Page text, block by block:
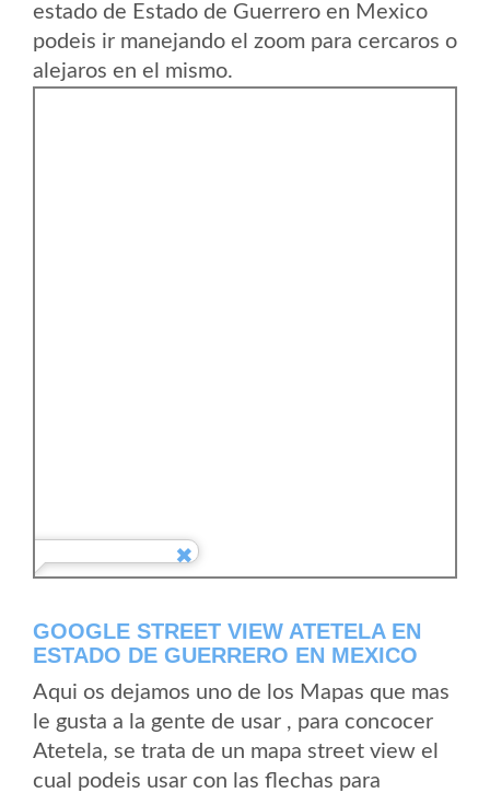
estado de Estado de Guerrero en Mexico
podeis ir manejando el zoom para cercaros o
alejaros en el mismo.
GOOGLE STREET VIEW ATETELA EN
ESTADO DE GUERRERO EN MEXICO
Aqui os dejamos uno de los Mapas que mas
le gusta a la gente de usar , para concocer
Atetela, se trata de un mapa street view el
cual podeis usar con las flechas para